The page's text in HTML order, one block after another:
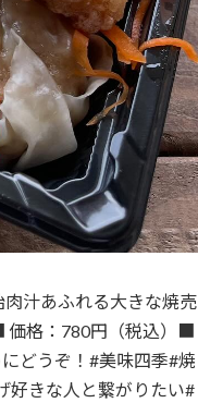
肉汁あふれる大きな焼売
格：780円（税込）■
どうぞ！#美味四季#焼
好きな人と繋がりたい#